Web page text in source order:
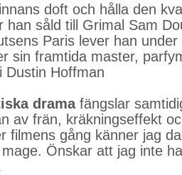
doft och hålla den
han såld till Grimal Sam
Paris lever han
sin framtida master,
Dustin Hoffman
dramafängslar
av frän, kräkningseffekt
filmens gång känner jag
Önskar att jag inte